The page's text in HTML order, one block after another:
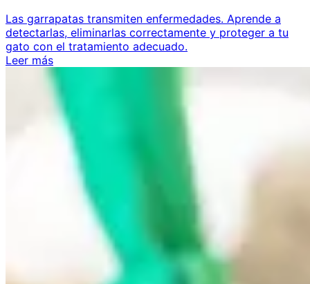
Las garrapatas transmiten enfermedades. Aprende a
detectarlas, eliminarlas correctamente y proteger a tu
gato con el tratamiento adecuado.
Leer más